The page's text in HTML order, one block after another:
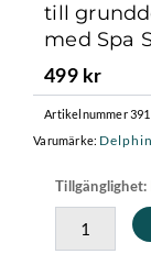
till
med Spa
499 kr
Artikelnummer391
Varumärke: Delphin
Tillgänglighet:
Delphin
Spa
Brom
Tabs